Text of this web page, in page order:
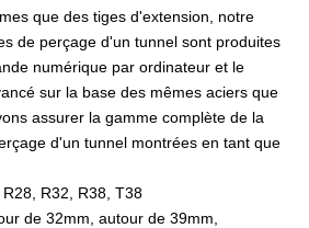
que des tiges d'extension, notre
de perçage d'un tunnel sont produites
numérique par ordinateur et le
sur la base des mêmes aciers que
assurer la gamme complète de la
d'un tunnel montrées en tant que
R32, R38, T38
de 32mm, autour de 39mm,